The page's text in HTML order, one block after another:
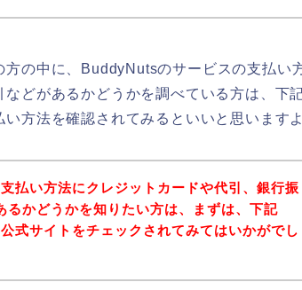
方の中に、BuddyNutsのサービスの支払い
などがあるかどうかを調べている方は、下
方法を確認されてみるといいと思います
払い方法にクレジットカードや代引、銀行振
るかどうかを知りたい方は、まずは、下記
式サイトをチェックされてみてはいかがでし